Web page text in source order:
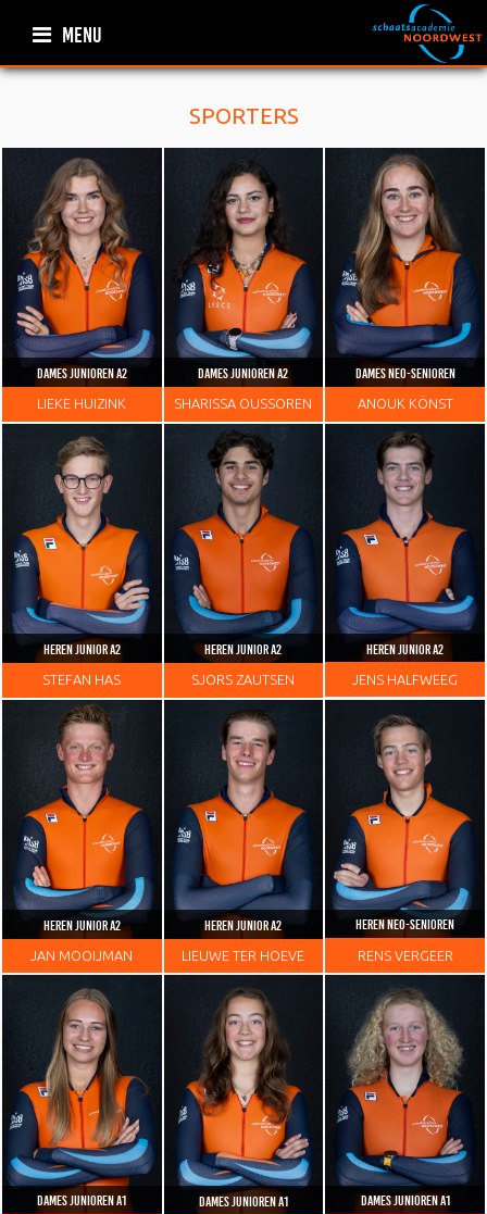
MENU
SPORTERS
DAMES JUNIOREN A2
LIEKE HUIZINK
DAMES JUNIOREN A2
SHARISSA OUSSOREN
DAMES NEO-SENIOREN
ANOUK KÖNST
HEREN JUNIOR A2
STEFAN HAS
HEREN JUNIOR A2
SJORS ZAUTSEN
HEREN JUNIOR A2
JENS HALFWEEG
HEREN JUNIOR A2
JAN MOOIJMAN
HEREN JUNIOR A2
LIEUWE TER HOEVE
HEREN NEO-SENIOREN
RENS VERGEER
DAMES JUNIOREN A1 DAMES JUNIOREN A1 DAMES JUNIOREN A1